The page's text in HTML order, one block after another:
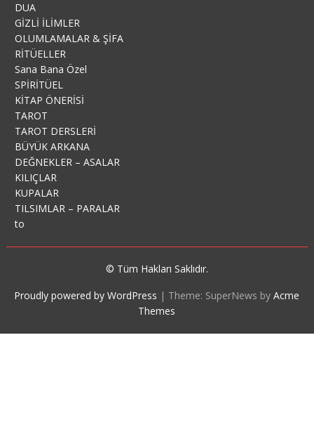
DUA
GİZLİ İLİMLER
OLUMLAMALAR & ŞİFA
RİTÜELLER
Sana Bana Özel
SPİRİTÜEL
KİTAP ÖNERİSİ
TAROT
TAROT DERSLERİ
BÜYÜK ARKANA
DEĞNEKLER – ASALAR
KILIÇLAR
KUPALAR
TILSIMLAR – PARALAR
to
© Tüm Hakları Saklıdır.
Proudly powered by WordPress | Theme: SuperNews byAcme
Themes